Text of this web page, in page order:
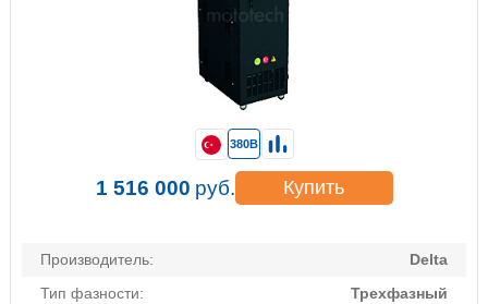
Производитель:
Delta
Тип фазности:
Трехфазный
380В
1 516 000 руб. Купить